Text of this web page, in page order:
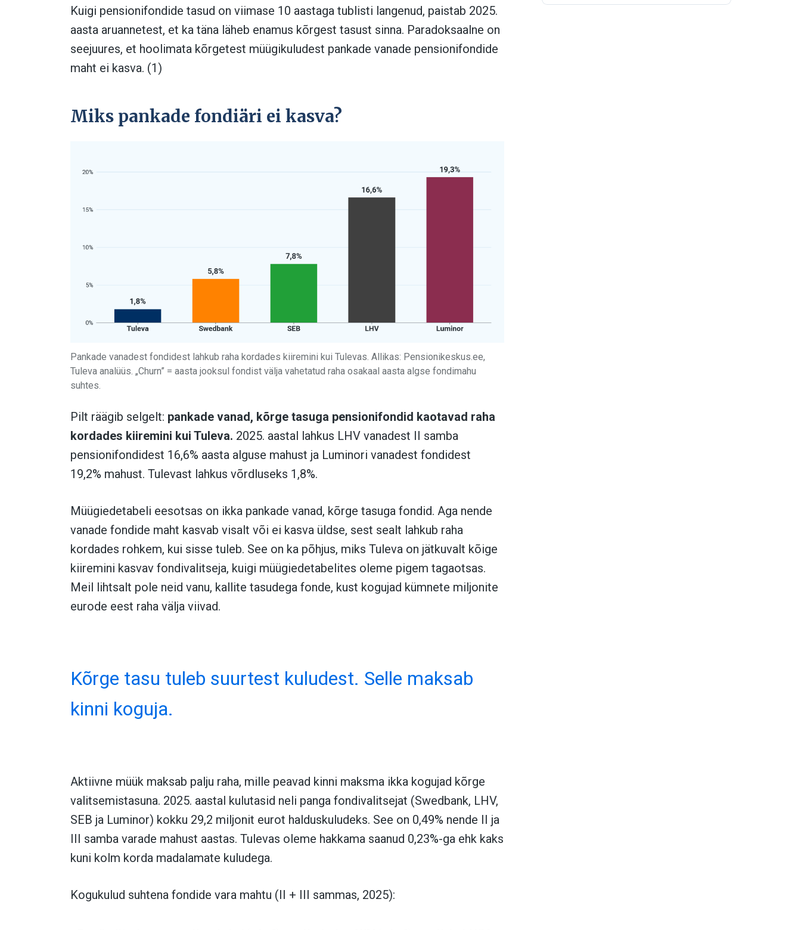
Kuigi pensionifondide tasud on viimase 10 aastaga tublisti langenud, paistab 2025.
aasta aruannetest, et ka täna läheb enamus kõrgest tasust sinna. Paradoksaalne on
seejuures, et hoolimata kõrgetest müügikuludest pankade vanade pensionifondide
maht ei kasva. (1)
Miks pankade fondiäri ei kasva?
Pankade vanadest fondidest lahkub raha kordades kiiremini kui Tulevas. Allikas: Pensionikeskus.ee,
Tuleva analüüs. „Churn” = aasta jooksul fondist välja vahetatud raha osakaal aasta algse fondimahu
suhtes.
Pilt räägib selgelt: pankade vanad, kõrge tasuga pensionifondid kaotavad raha
kordades kiiremini kui Tuleva. 2025. aastal lahkus LHV vanadest II samba
pensionifondidest 16,6% aasta alguse mahust ja Luminori vanadest fondidest
19,2% mahust. Tulevast lahkus võrdluseks 1,8%.
Müügiedetabeli eesotsas on ikka pankade vanad, kõrge tasuga fondid. Aga nende
vanade fondide maht kasvab visalt või ei kasva üldse, sest sealt lahkub raha
kordades rohkem, kui sisse tuleb. See on ka põhjus, miks Tuleva on jätkuvalt kõige
kiiremini kasvav fondivalitseja, kuigi müügiedetabelites oleme pigem tagaotsas.
Meil lihtsalt pole neid vanu, kallite tasudega fonde, kust kogujad kümnete miljonite
eurode eest raha välja viivad.
Kõrge tasu tuleb suurtest kuludest. Selle maksab
kinni koguja.
Aktiivne müük maksab palju raha, mille peavad kinni maksma ikka kogujad kõrge
valitsemistasuna. 2025. aastal kulutasid neli panga fondivalitsejat (Swedbank, LHV,
SEB ja Luminor) kokku 29,2 miljonit eurot halduskuludeks. See on 0,49% nende II ja
III samba varade mahust aastas. Tulevas oleme hakkama saanud 0,23%-ga ehk kaks
kuni kolm korda madalamate kuludega.
Kogukulud suhtena fondide vara mahtu (II + III sammas, 2025):